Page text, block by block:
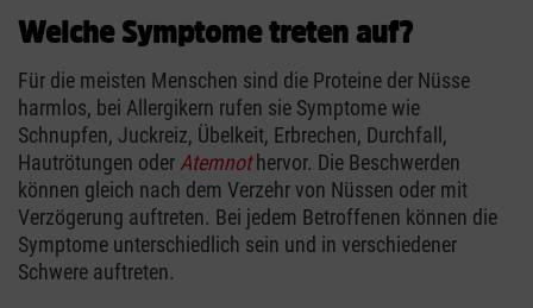
Welche Symptome treten auf?
Für die meisten Menschen sind die Proteine der Nüsse
harmlos, bei Allergikern rufen sie Symptome wie
Schnupfen, Juckreiz, Übelkeit, Erbrechen, Durchfall,
Hautrötungen oder Atemnothervor. Die Beschwerden
können gleich nach dem Verzehr von Nüssen oder mit
Verzögerung auftreten. Bei jedem Betroffenen können die
Symptome unterschiedlich sein und in verschiedener
Schwere auftreten.